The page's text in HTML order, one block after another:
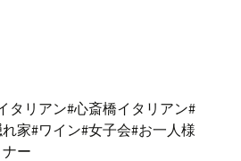
タリアン#心斎橋イタリアン#
家#ワイン#女子会#お一人様
ー